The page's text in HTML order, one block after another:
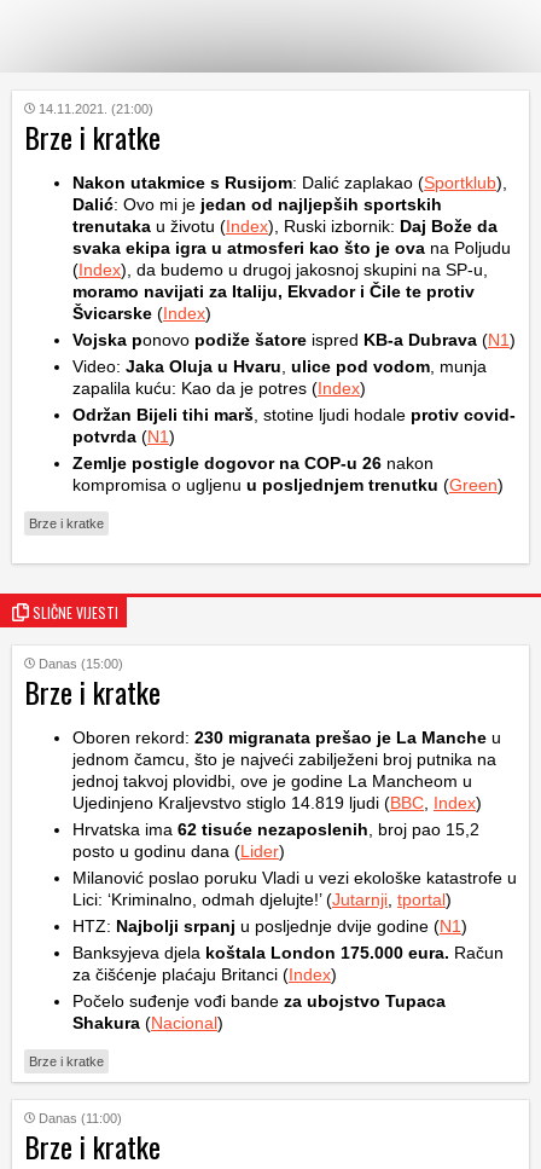
KATEGORIJE
HRVATSKI
WEB
14.11.2021. (21:00)
Brze i kratke
Nakon utakmice s Rusijom: Dalić zaplakao (Sportklub),
Dalić: Ovo mi je jedan od najljepših sportskih
trenutaka u životu (Index), Ruski izbornik: Daj Bože da
svaka ekipa igra u atmosferi kao što je ova na Poljudu
(Index), da budemo u drugoj jakosnoj skupini na SP-u,
moramo navijati za Italiju, Ekvador i Čile te protiv
Švicarske (Index)
Vojska ponovo podiže šatore ispred KB-a Dubrava (N1)
Video: Jaka Oluja u Hvaru ulice pod vodom , munja
zapalila kuću: Kao da je potres (Index)
Održan Bijeli tihi marš , stotine ljudi hodale protiv covid-
potvrda (N1)
Zemlje postigle dogovor na COP-u 26 nakon
kompromisa o ugljenu u posljednjem trenutku (Green)
Brze i kratke
SLIČNE VIJESTI
Danas (15:00)
Brze i kratke
Oboren rekord: 230 migranata prešao je La Manche u
jednom čamcu, što je najveći zabilježeni broj putnika na
jednoj takvoj plovidbi, ove je godine La Mancheom u
Ujedinjeno Kraljevstvo stiglo 14.819 ljudi (BBC Index)
Hrvatska ima 62 tisuće nezaposlenih , broj pao 15,2
posto u godinu dana (Lider)
Milanović poslao poruku Vladi u vezi ekološke katastrofe u
Lici: ‘Kriminalno, odmah djelujte!’ (Jutarnji tportal)
HTZ: Najbolji srpanj u posljednje dvije godine (N1)
Banksyjeva djela koštala London 175.000 eura. Račun
za čišćenje plaćaju Britanci (Index)
Počelo suđenje vođi bande za ubojstvo Tupaca
Shakura (Nacional)
Brze i kratke
Danas (11:00)
Brze i kratke